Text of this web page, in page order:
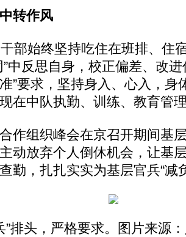
转作风
始终坚持吃住在班排、住
”中反思自身，校正偏差、改
”要求，坚持身入、心入，身
在中队执勤、训练、教育管
组织峰会在京召开期间基
动放弃个人倒休机会，让基
勤，扎扎实实为基层官兵“减
”排头，严格要求。图片来源